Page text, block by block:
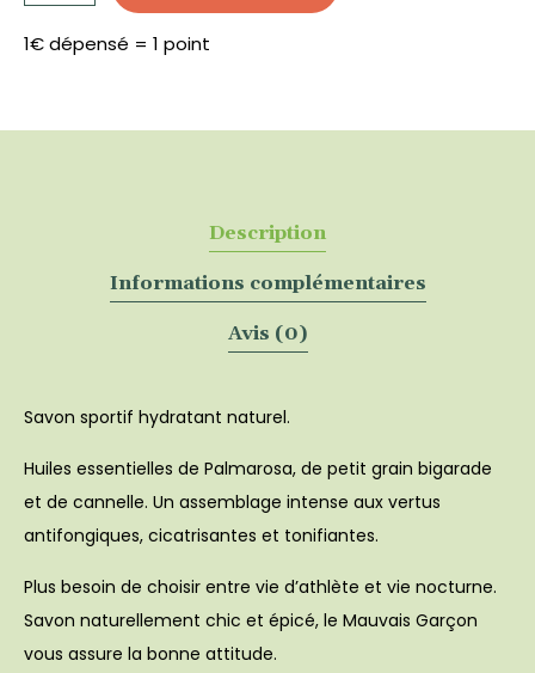
mauvais
100
g
1€ dépensé = 1 point
Description
Informations complémentaires
Avis (0)
Savon sportif hydratant naturel.
Huiles essentielles de Palmarosa, de petit grain bigarade
et de cannelle. Un assemblage intense aux vertus
antifongiques, cicatrisantes et tonifiantes.
Plus besoin de choisir entre vie d’athlète et vie nocturne.
Savon naturellement chic et épicé, le Mauvais Garçon
vous assure la bonne attitude.